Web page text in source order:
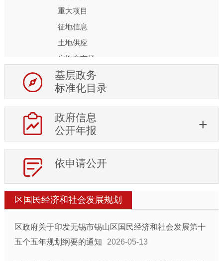
重大项目
征地信息
土地供应
房地产市场
权责清单及调整信息
行政权力运行
处罚强制信息
审计信息
稳岗就业
科技项目管理
行政事业性收费
生态环境
基层政务
标准化目录
政府信息
公开年报
依申请公开
区国民经济和社会发展规划
区政府关于印发无锡市锡山区国民经济和社会发展第十
五个五年规划纲要的通知
2026-05-13